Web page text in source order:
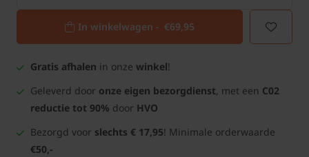
In winkelwagen - €69,95
Gratis afhalen in onze winkel!
Geleverd door onze eigen bezorgdienst, met een C02
reductie tot 90% door HVO
Bezorgd voor slechts € 17,95! Minimale orderwaarde
€50,-